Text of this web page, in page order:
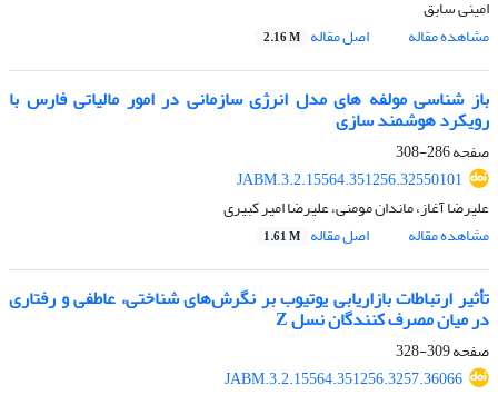
امینی سابق
مشاهده مقاله
اصل مقاله 2.16 M
باز شناسی مولفه های مدل انرژی سازمانی در امور مالیاتی فارس با
رویکرد هوشمند سازی
صفحه286-308
JABM.3.2.15564.351256.32550101
علیرضا آغاز، ماندان مومنی، علیرضا امیر کبیری
مشاهده مقاله
اصل مقاله 1.61 M
تأثیر ارتباطات بازاریابی یوتیوب بر نگرش‌های شناختی، عاطفی و رفتاری
در میان مصرف کنندگان نسل Z
صفحه309-328
JABM.3.2.15564.351256.3257.36066